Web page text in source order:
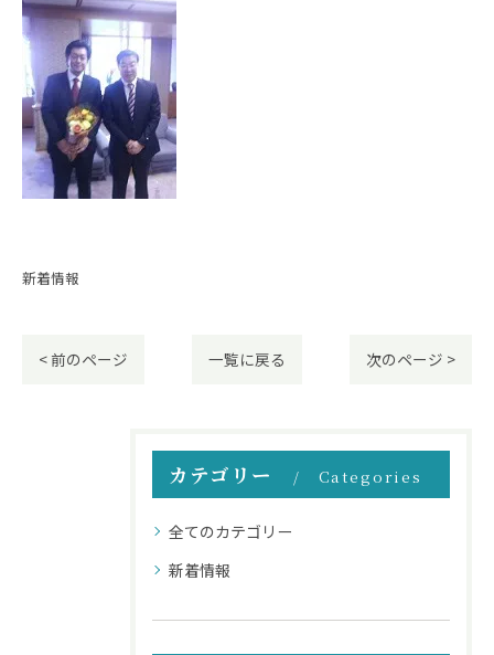
新着情報
< 前のページ 一覧に戻る 次のページ >
カテゴリー Categories
全てのカテゴリー
新着情報